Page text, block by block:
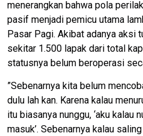
menerangkan bahwa pola
pasif menjadi pemicu utama
Pasar Pagi. Akibat adanya aksi
sekitar 1.500 lapak dari total
statusnya belum beroperasi
​”Sebenarnya kita belum
dulu lah kan. Karena kalau
itu biasanya nunggu, ‘aku kalau
masuk’. Sebenarnya kalau